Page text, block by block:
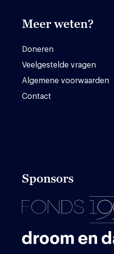
Meer weten?
Doneren
Veelgestelde vragen
Algemene voorwaarden
Contact
Sponsors